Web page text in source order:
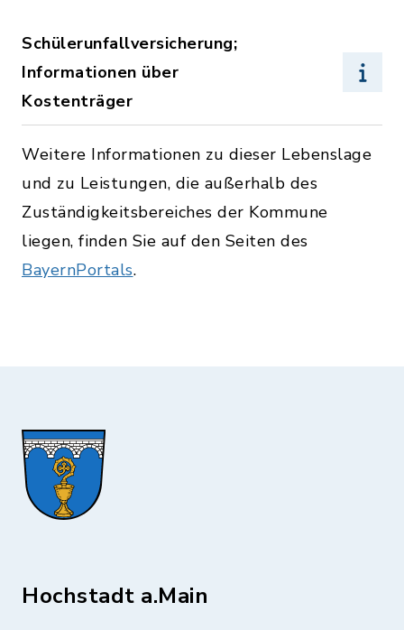
Schülerunfallversicherung;
Informationen über
Kostenträger
Weitere Informationen zu dieser Lebenslage
und zu Leistungen, die außerhalb des
Zuständigkeitsbereiches der Kommune
liegen, finden Sie auf den Seiten des
BayernPortals.
Hochstadt a.Main